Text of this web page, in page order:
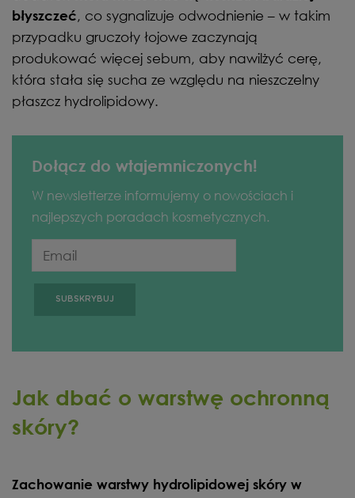
błyszczeć, co sygnalizuje odwodnienie – w takim
przypadku gruczoły łojowe zaczynają
produkować więcej sebum, aby nawilżyć cerę,
która stała się sucha ze względu na nieszczelny
płaszcz hydrolipidowy.
Dołącz do wtajemniczonych!
W newsletterze informujemy o nowościach i
najlepszych poradach kosmetycznych.
Jak dbać o warstwę ochronną
skóry?
Zachowanie warstwy hydrolipidowej skóry w